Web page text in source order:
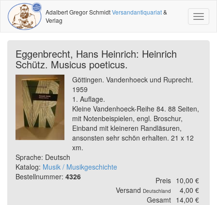
Adalbert Gregor SchmidtVersandantiquariat&
Verlag
Eggenbrecht, Hans Heinrich: Heinrich
Schütz. Musicus poeticus.
Göttingen. Vandenhoeck und Ruprecht.
1959
1. Auflage.
Kleine Vandenhoeck-Reihe 84. 88 Seiten,
mit Notenbeispielen, engl. Broschur,
Einband mit kleineren Randläsuren,
ansonsten sehr schön erhalten. 21 x 12
xm.
Sprache: Deutsch
Katalog: Musik / Musikgeschichte
Bestellnummer: 4326 Preis 10,00 €
Versand Deutschland
4,00 €
Gesamt 14,00 €